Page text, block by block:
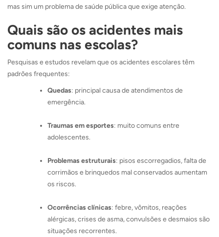
mas sim um problema de saúde pública que exige atenção.
Quais são os acidentes mais
comuns nas escolas?
Pesquisas e estudos revelam que os acidentes escolares têm
padrões frequentes:
Quedas: principal causa de atendimentos de
emergência.
Traumas em esportes: muito comuns entre
adolescentes.
Problemas estruturais: pisos escorregadios, falta de
corrimãos e brinquedos mal conservados aumentam
os riscos.
Ocorrências clínicas: febre, vômitos, reações
alérgicas, crises de asma, convulsões e desmaios são
situações recorrentes.